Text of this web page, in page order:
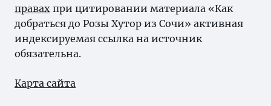
правах при цитировании материала «Как
добраться до Розы Хутор из Сочи» активная
индексируемая ссылка на источник
обязательна.
Карта сайта